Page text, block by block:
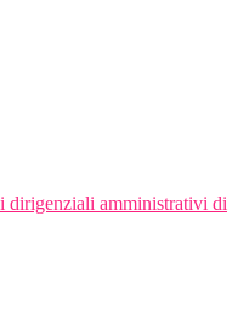
dirigenziali amministrativi di